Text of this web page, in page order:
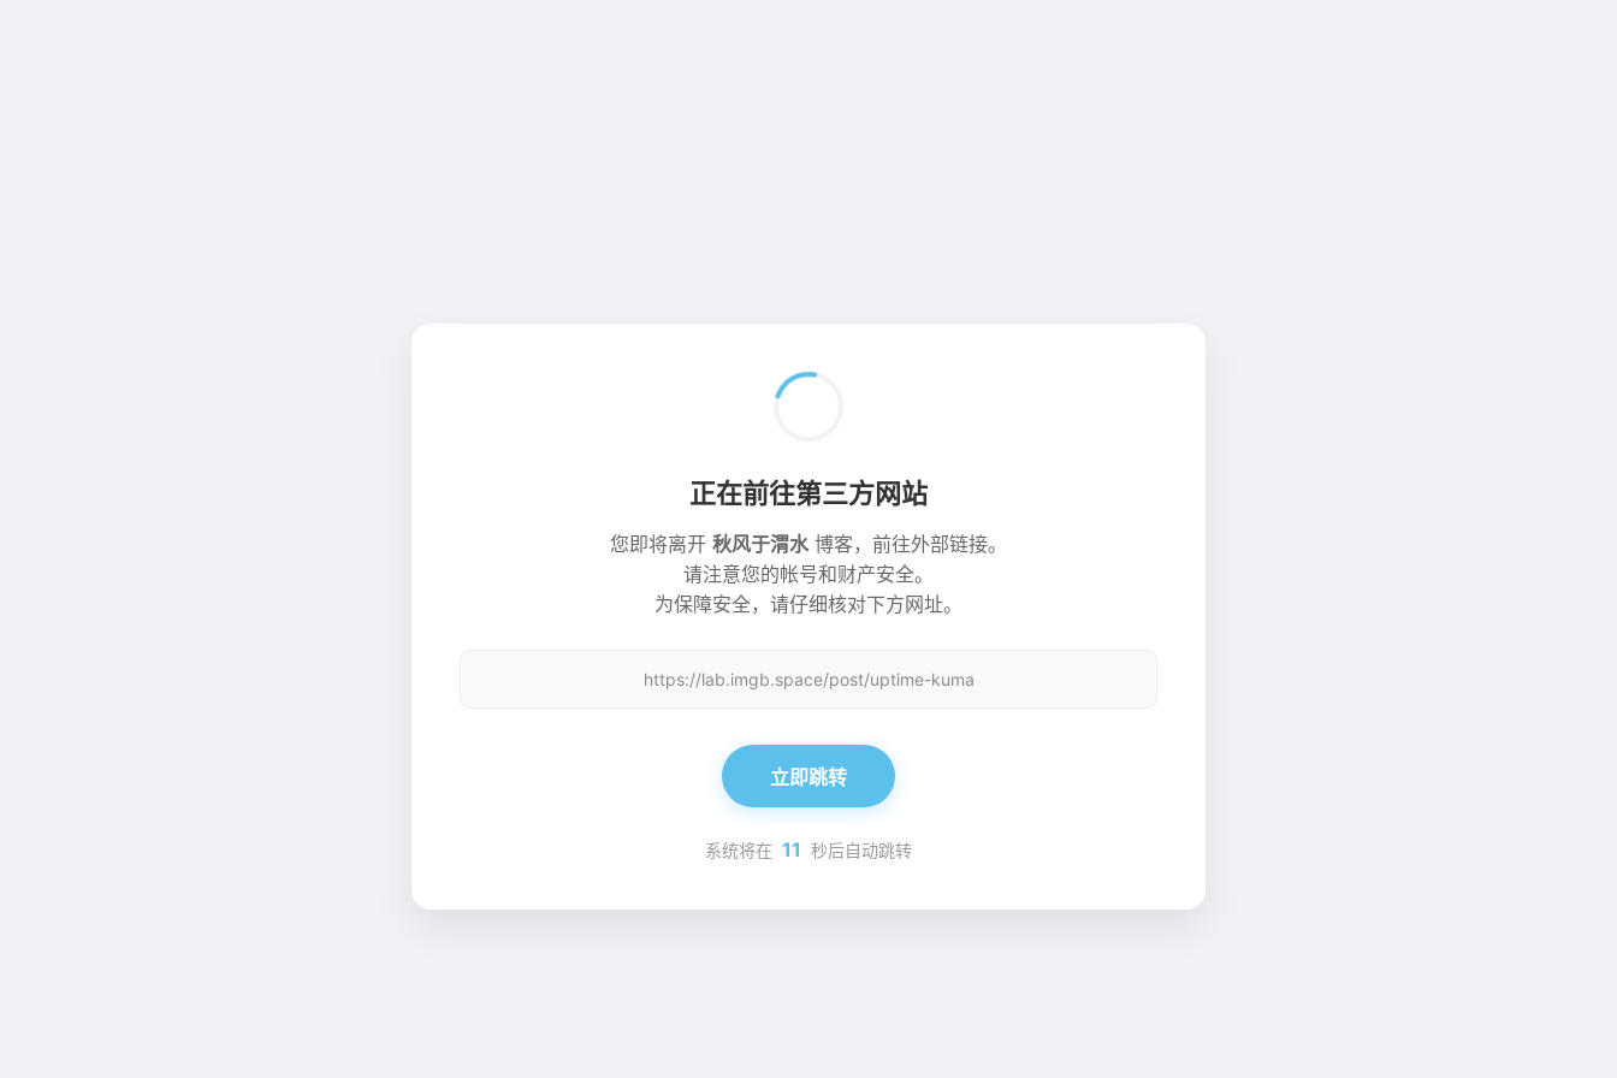
正在前往第三方网站
您即将离开 秋风于渭水博客，前往外部链接。
请注意您的帐号和财产安全。
为保障安全，请仔细核对下方网址。
https://lab.imgb.space/post/uptime-kuma
立即跳转
系统将在 11 秒后自动跳转